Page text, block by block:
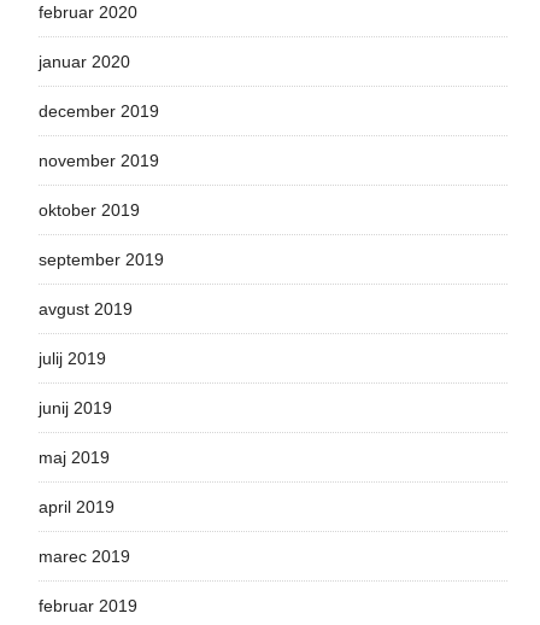
februar 2020
januar 2020
december 2019
november 2019
oktober 2019
september 2019
avgust 2019
julij 2019
junij 2019
maj 2019
april 2019
marec 2019
februar 2019